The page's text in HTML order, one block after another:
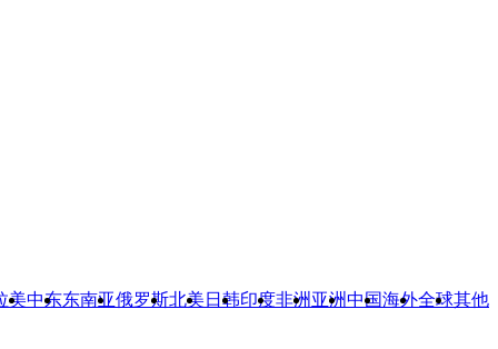
美中东东南亚俄罗斯北美 日韩印度非洲 亚洲中国海外全球其他